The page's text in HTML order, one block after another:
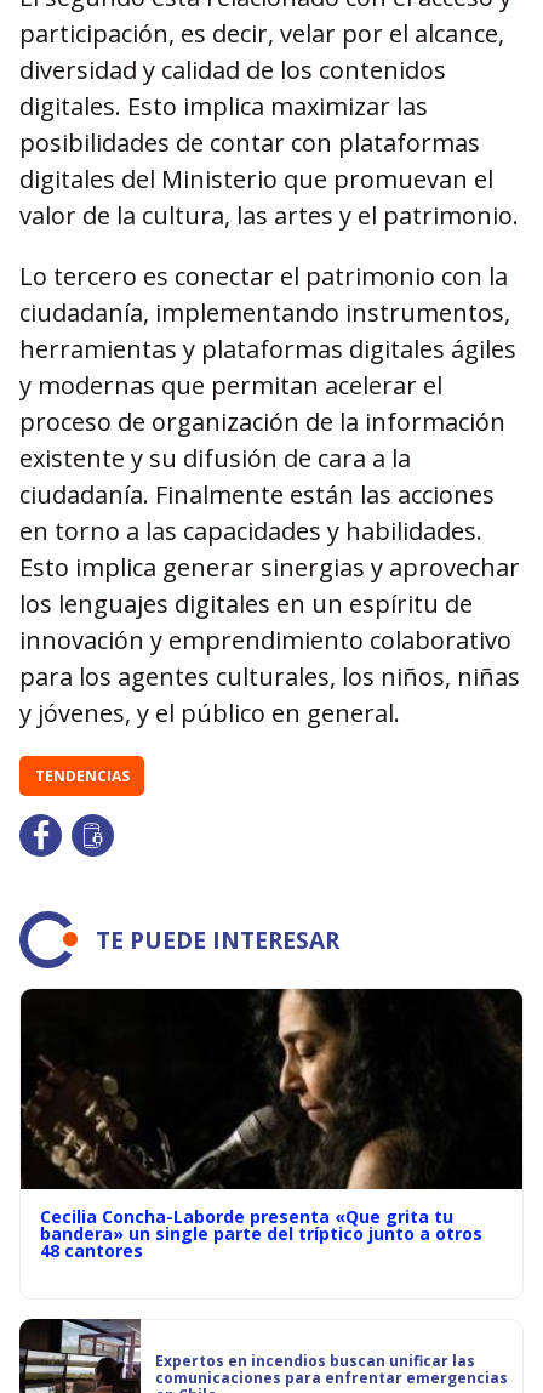
participación, es decir, velar por el alcance,
diversidad y calidad de los contenidos
digitales. Esto implica maximizar las
posibilidades de contar con plataformas
digitales del Ministerio que promuevan el
valor de la cultura, las artes y el patrimonio.
Lo tercero es conectar el patrimonio con la
ciudadanía, implementando instrumentos,
herramientas y plataformas digitales ágiles
y modernas que permitan acelerar el
proceso de organización de la información
existente y su difusión de cara a la
ciudadanía. Finalmente están las acciones
en torno a las capacidades y habilidades.
Esto implica generar sinergias y aprovechar
los lenguajes digitales en un espíritu de
innovación y emprendimiento colaborativo
para los agentes culturales, los niños, niñas
y jóvenes, y el público en general.
TENDENCIAS
TE PUEDE INTERESAR
Cecilia Concha-Laborde presenta «Que grita tu
bandera» un single parte del tríptico junto a otros
48 cantores
Expertos en incendios buscan unificar las
comunicaciones para enfrentar emergencias